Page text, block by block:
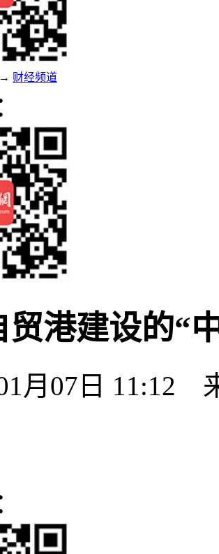
→ 财经频道
贸港建设的“
月07日 11:12